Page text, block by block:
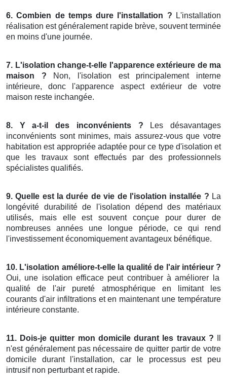
6. Combien de temps dure l'installation ? L'installation
réalisation est généralement rapide brève, souvent terminée
en moins d'une journée.
7. L'isolation change-t-elle l'apparence extérieure de ma
maison ? Non, l'isolation est principalement interne
intérieure, donc l'apparence aspect extérieur de votre
maison reste inchangée.
8. Y a-t-il des inconvénients ? Les désavantages
inconvénients sont minimes, mais assurez-vous que votre
habitation est appropriée adaptée pour ce type d'isolation et
que les travaux sont effectués par des professionnels
spécialistes qualifiés.
9. Quelle est la durée de vie de l'isolation installée ? La
longévité durabilité de l'isolation dépend des matériaux
utilisés, mais elle est souvent conçue pour durer de
nombreuses années une longue période, ce qui rend
l'investissement économiquement avantageux bénéfique.
10. L'isolation améliore-t-elle la qualité de l'air intérieur ?
Oui, une isolation efficace peut contribuer à améliorer la
qualité de l'air pureté atmosphérique en limitant les
courants d'air infiltrations et en maintenant une température
intérieure constante.
11. Dois-je quitter mon domicile durant les travaux ?
n'est généralement pas nécessaire de quitter partir de votre
domicile durant l'installation, car le processus est peu
intrusif non perturbant et rapide.